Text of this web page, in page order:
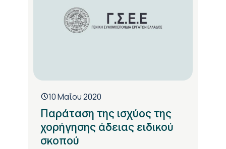
10 Μαΐου 2020
Παράταση της ισχύος της
χορήγησης άδειας ειδικού
σκοπού